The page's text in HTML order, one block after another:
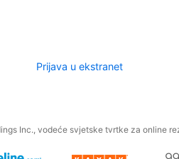
Prijava u ekstranet
Inc., vodeće svjetske tvrtke za online